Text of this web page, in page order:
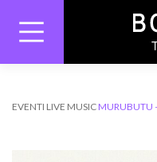
content
EVENTI LIVE MUSIC MURUBUTU